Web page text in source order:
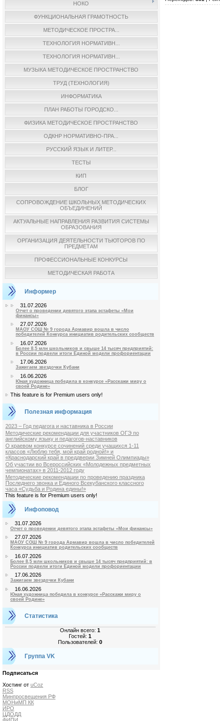
НОКО
ФУНКЦИОНАЛЬНАЯ ГРАМОТНОСТЬ
МЕТОДИЧЕСКОЕ ПРОСТРА...
ТЕХНОЛОГИЯ НОРМАТИВН...
ТЕХНОЛОГИЯ НОРМАТИВН...
МУЗЫКА МЕТОДИЧЕСКОЕ ПРОСТРАНСТВО
ТРУД (ТЕХНОЛОГИЯ)
ИНФОРМАТИКА
ПЛАН РАБОТЫ ГОРОДСКО...
ФИЗИКА МЕТОДИЧЕСКОЕ ПРОСТРАНСТВО
ОДКНР НОРМАТИВНО-ПРА...
РУССКИЙ ЯЗЫК И ЛИТЕР...
ТЕСТЫ
КИП
БЛОГ
СОПРОВОЖДЕНИЕ ШКОЛЬНЫХ МЕТОДИЧЕСКИХ
ОБЪЕДИНЕНИЙ
АКТУАЛЬНЫЕ НАПРАВЛЕНИЯ РАЗВИТИЯ СИСТЕМЫ
ОБРАЗОВАНИЯ
ОРГАНИЗАЦИЯ ДЕЯТЕЛЬНОСТИ ТЬЮТОРОВ ПО
ПРЕДМЕТАМ
ПРОФЕССИОНАЛЬНЫЕ КОНКУРСЫ
МЕТОДИЧЕСКАЯ РАБОТА
Информер
31.07.2026
Отчет о проведении девятого этапа эстафеты «Мои
финансы»
27.07.2026
МАОУ СОШ № 9 города Армавир вошла в число
победителей Конкурса инициатив родительских сообществ
16.07.2026
Более 8,5 млн школьников и свыше 14 тысяч предприятий:
в России подвели итоги Единой модели профориентации
17.06.2026
Зажигаем звездочки Кубани
16.06.2026
Юная художница победила в конкурсе «Расскажи миру о
своей Родине»
This feature is for Premium users only!
Полезная информация
2023 – Год педагога и наставника в России
Методические рекомендации для участников ОГЭ по
английскому языку и педагогов-наставников
О краевом конкурсе сочинений среди учащихся 1-11
классов «Люблю тебя, мой край родной!» и
«Краснодарский край в преддверии Зимней Олимпиады»
Об участии во Всероссийских «Молодежных предметных
чемпионатах» в 2011-2012 году
Методические рекомендации по проведению праздника
Последнего звонка и Единого Всекубанского классного
часа «Судьба и Родина едины!»
This feature is for Premium users only!
Инфоповод
31.07.2026
Отчет о проведении девятого этапа эстафеты «Мои финансы»
27.07.2026
МАОУ СОШ № 9 города Армавир вошла в число победителей
Конкурса инициатив родительских сообществ
16.07.2026
Более 8,5 млн школьников и свыше 14 тысяч предприятий: в
России подвели итоги Единой модели профориентации
17.06.2026
Зажигаем звездочки Кубани
16.06.2026
Юная художница победила в конкурсе «Расскажи миру о
своей Родине»
Статистика
Онлайн всего:1
Гостей:1
Пользователей:0
Группа VK
Подписаться
Хостинг от uCoz
RSS
Минпросвещения РФ
МОНиМП КК
ИРО
ЦДОДД